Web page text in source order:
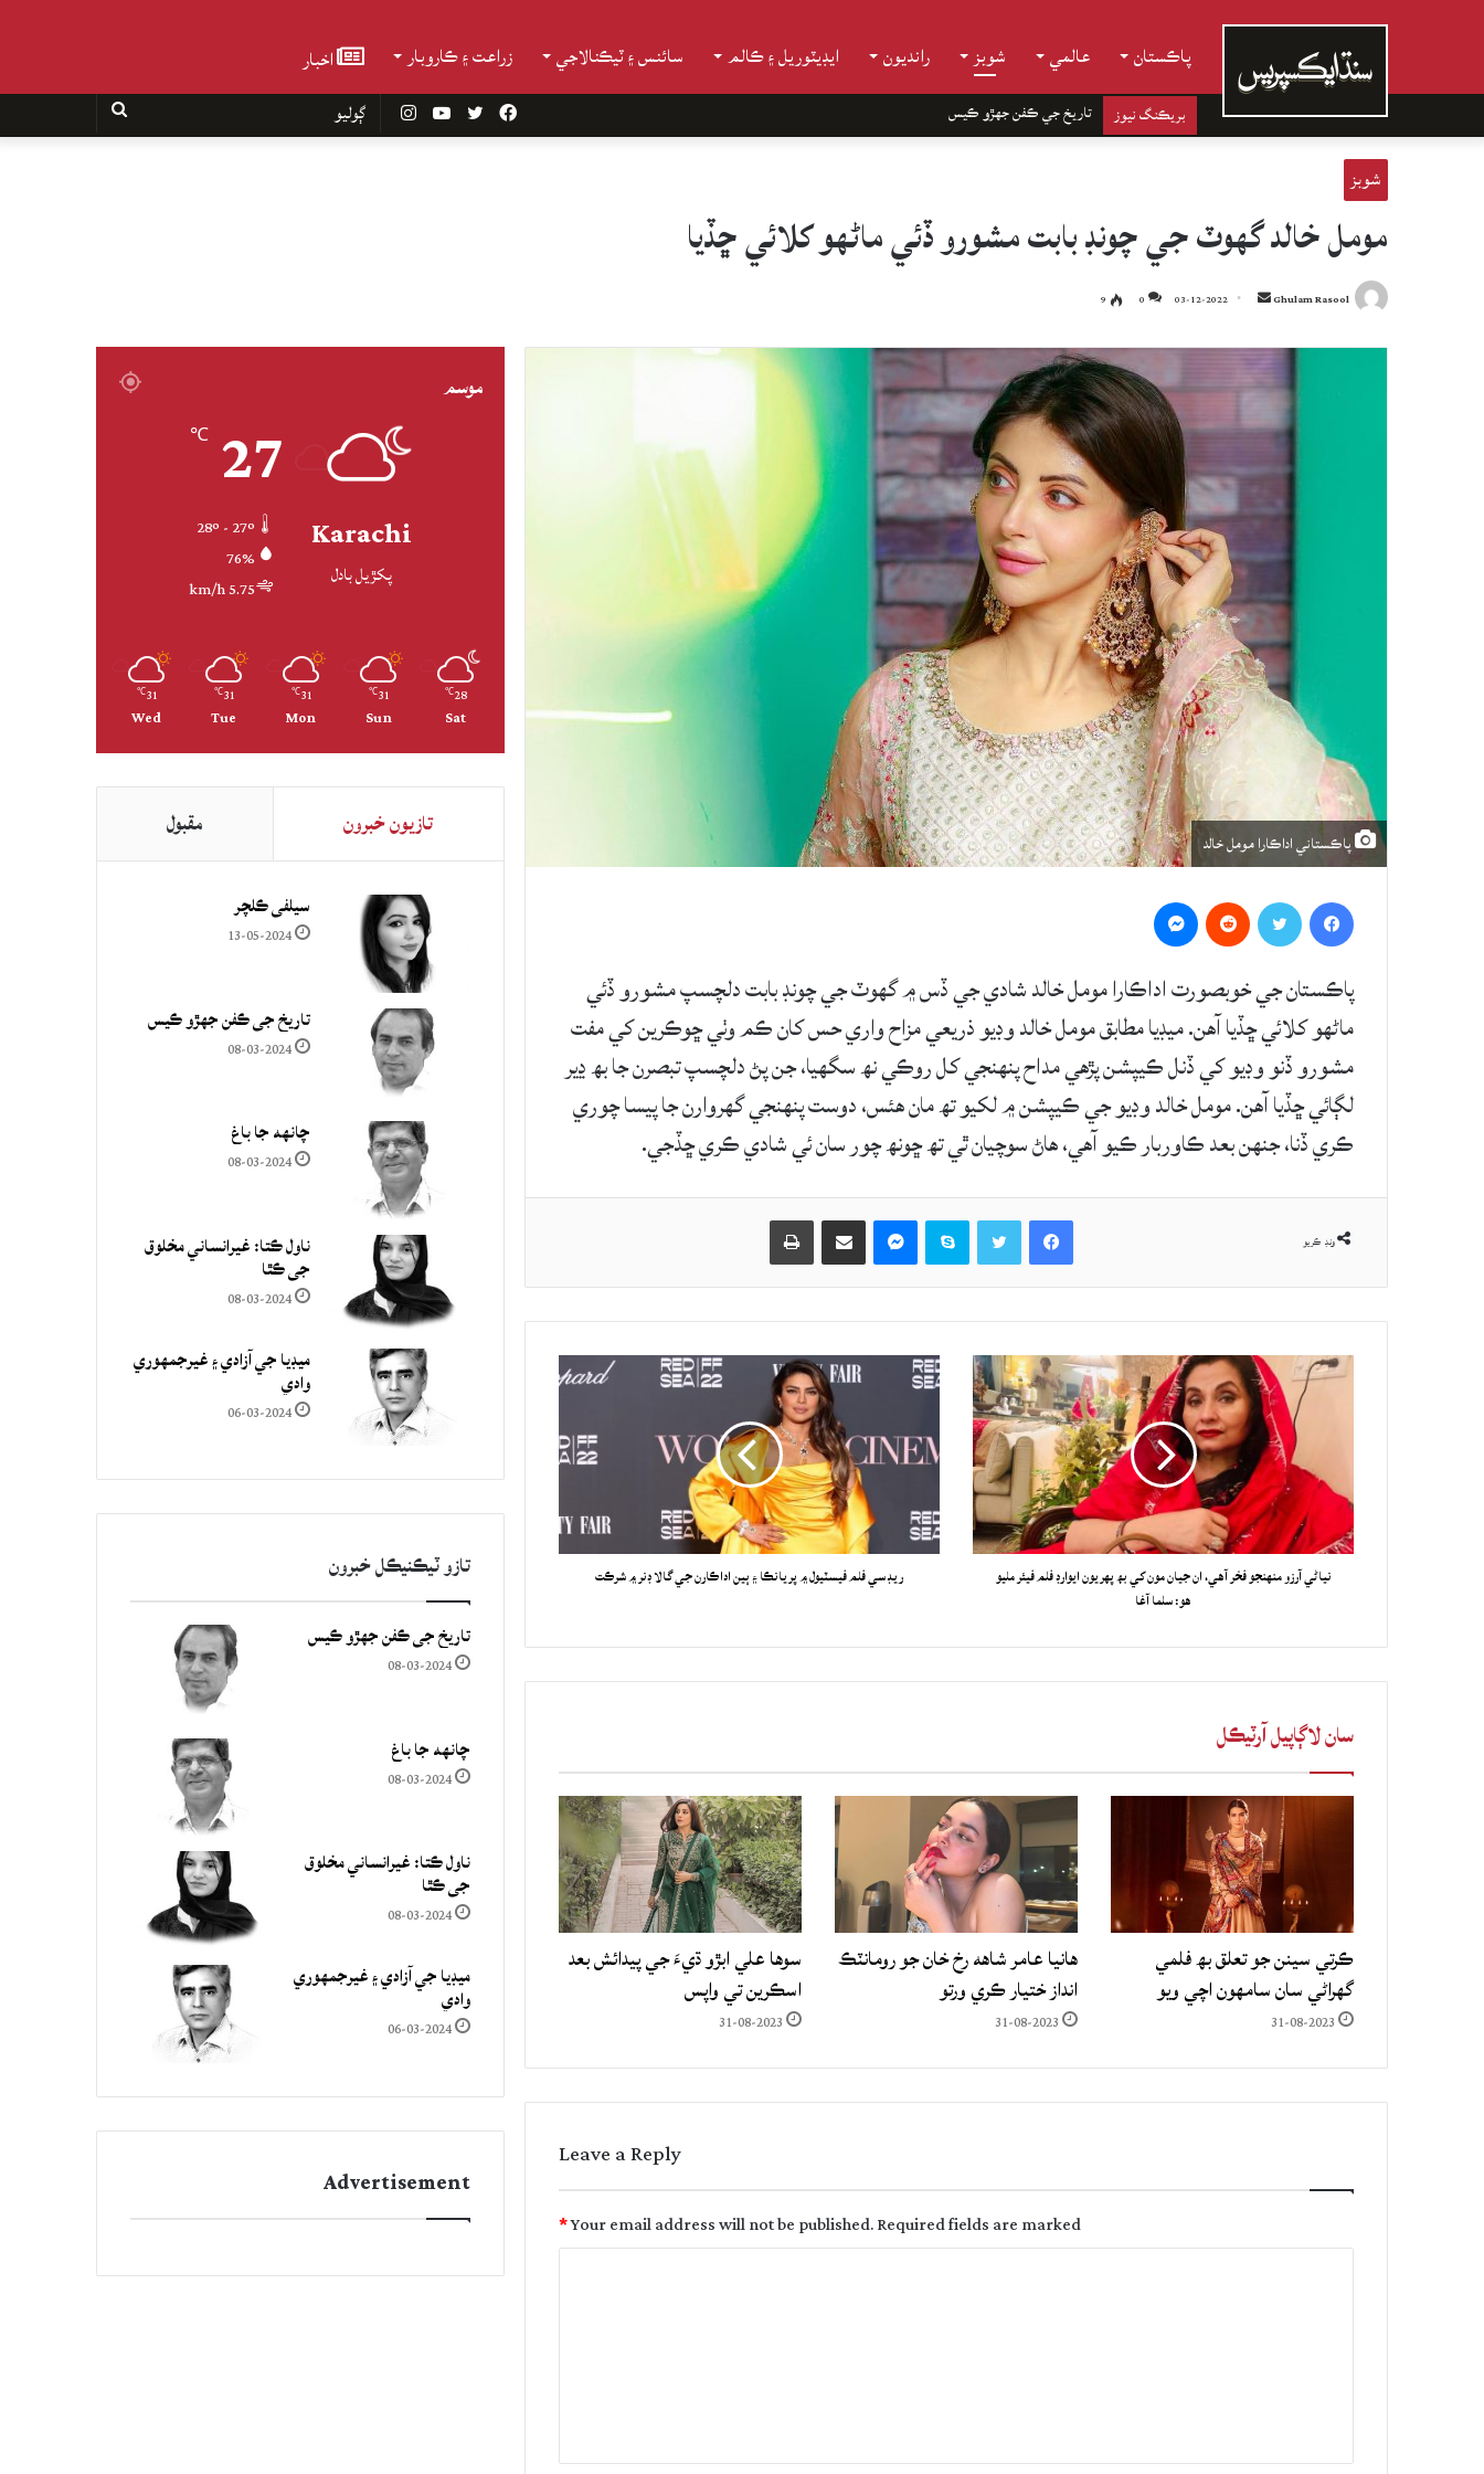
پاڪستان عالمي شوبز رانديون ايڊيٽوريل ۽ ڪالم سائنس ۽ ٽيڪنالاجي زراعت ۽ ڪاروبار اخبار
بريڪنگ نيوز تاريخ جي ڪفن جھڙو ڪيس InstagramYouTube Twitter
Facebook
شوبز
مومل خالد گهوٽ جي چونڊ بابت مشورو ڏئي ماڻهو کلائي ڇڏيا
Ghulam Rasool
Send
email
03-12-2022
0
9
پاڪستاني اداڪارا مومل خالد
پاڪستان جي خوبصورت اداڪارا مومل خالد شادي جي ڏس ۾ گهوٽ جي چونڊ بابت دلچسپ مشورو ڏئي
ماڻهو کلائي ڇڏيا آهن. ميڊيا مطابق مومل خالد وڊيو ذريعي مزاح واري حس کان ڪم وٺي ڇوڪرين کي مفت
مشورو ڏنو وڊيو کي ڏنل ڪيپشن پڙهي مداح پنهنجي کل روڪي نھ سگهيا، جن پڻ دلچسپ تبصرن جا بھ ڍير
لڳائي ڇڏيا آهن. مومل خالد وڊيو جي ڪيپشن ۾ لکيو تھ مان هئس، دوست پنهنجي گهروارن جا پيسا چوري
ڪري ڏنا، جنهن بعد ڪاوربار ڪيو آهي، هاڻ سوچيان ٿي تھ ڇونھ چور سان ئي شادي ڪري ڇڏجي.
ونڊ ڪريو
Facebook
Skype حصيداري ڪريو اي ميل ذريعي
نياڻي آرزو منهنجو فخر آهي، ان جيان مون کي بھ پهريون ايوارڊ فلم فيئر مليو
هو: سلما آغا
ريڊ سي فلم فيسٽيول ۾ پريانڪا ۽ ٻين اداڪارن جي گالا ڊنر ۾ شرڪت
سان لاڳاپيل آرٽيڪل
ڪرتي سينن جو تعلق بھ فلمي
گهراڻي سان سامهون اچي ويو
31-08-2023
هانيا عامر شاهه رخ خان جو رومانٽڪ
انداز ختيار ڪري ورتو
31-08-2023
سوها علي ابڙو ڌيءَ جي پيدائش بعد
اسڪرين تي واپس
31-08-2023
Leave a Reply
Your email address will not be published.Required fields are marked
*
t
موسم
Karachi
پکڙيل بادل
27
℃
76%
5.75 km/h
28
℃
Sat
31
℃
Sun
31
℃
Mon
31
℃
Tue
31
℃
Wed
تازيون خبرون مقبول
سيلفي ڪلچر
13-05-2024
تاريخ جي ڪفن جھڙو ڪيس
08-03-2024
چانهه جا باغ
08-03-2024
ناول ڪتا: غيرانساني مخلوق
جي ڪٿا
08-03-2024
ميڊيا جي آزادي ۽ غيرجمھوري
وادي
06-03-2024
تازو ٽيڪنيڪل خبرون
تاريخ جي ڪفن جھڙو ڪيس
08-03-2024
چانهه جا باغ
08-03-2024
ناول ڪتا: غيرانساني مخلوق
جي ڪٿا
08-03-2024
ميڊيا جي آزادي ۽ غيرجمھوري
وادي
06-03-2024
Advertisement